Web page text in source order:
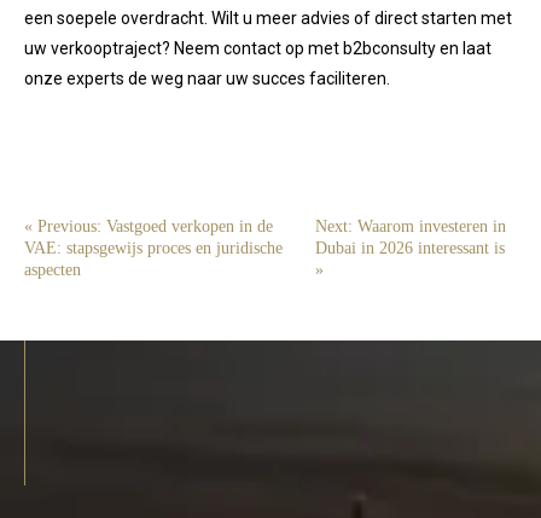
een soepele overdracht. Wilt u meer advies of direct starten met
uw verkooptraject? Neem contact op met b2bconsulty en laat
onze experts de weg naar uw succes faciliteren.
« Previous: Vastgoed verkopen in de
VAE: stapsgewijs proces en juridische
aspecten
Next: Waarom investeren in
Dubai in 2026 interessant is
»